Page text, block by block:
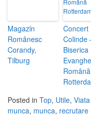
Magazin
Românesc
Corandy,
Tilburg
Concert
Colinde
Biserica
Română
Posted in Top, Utile,
munca, munca, recrutare